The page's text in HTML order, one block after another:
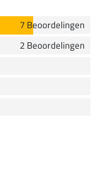
7 Beoordelingen
2 Beoordelingen